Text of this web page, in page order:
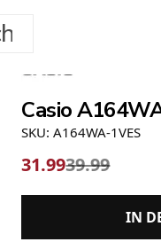
Casio
SKU: A164WA-1VES
31.9939.99
IN